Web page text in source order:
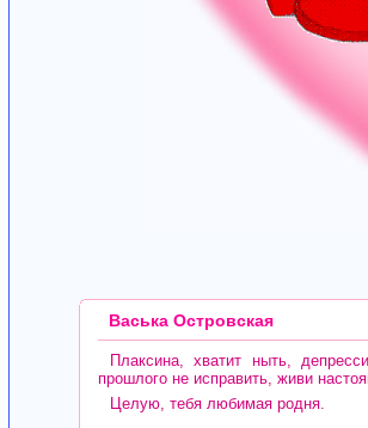
Васька Островская
Плаксина, хватит ныть,
прошлого не исправить, живи
Целую, тебя любимая родня.